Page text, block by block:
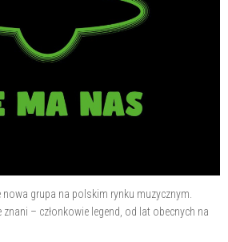
nowa grupa na polskim rynku muzycznym.
– członkowie legend, od lat obecnych na